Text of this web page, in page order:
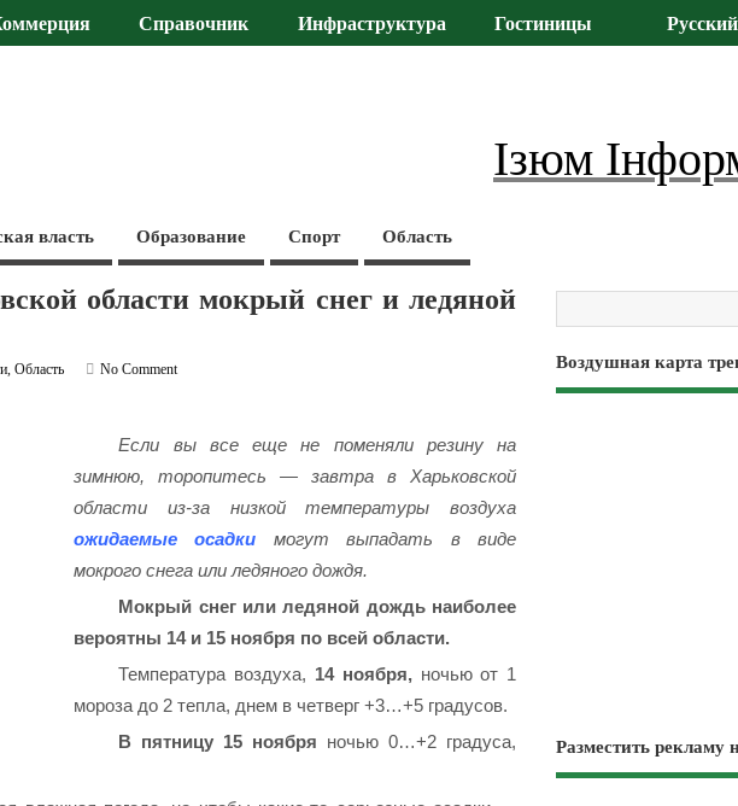
Справочник Инфраструктура Гостиницы Русский
Ізюм
власть Образование Спорт Область
области мокрый снег и ледяной
,Область
No Comment
Если вы все еще не поменяли резину на
зимнюю, торопитесь — завтра в Харьковской
области из-за низкой температуры воздуха
ожидаемые осадки могут выпадать в виде
мокрого снега или ледяного дождя.
Мокрый снег или ледяной дождь наиболее
вероятны 14 и 15 ноября по всей области.
Температура воздуха, 14 ноября,ночью от 1
мороза до 2 тепла, днем ​​в четверг +3…+5 градусов.
В пятницу 15 ноября ночью 0…+2 градуса,
Воздушная карта
Разместить рекламу